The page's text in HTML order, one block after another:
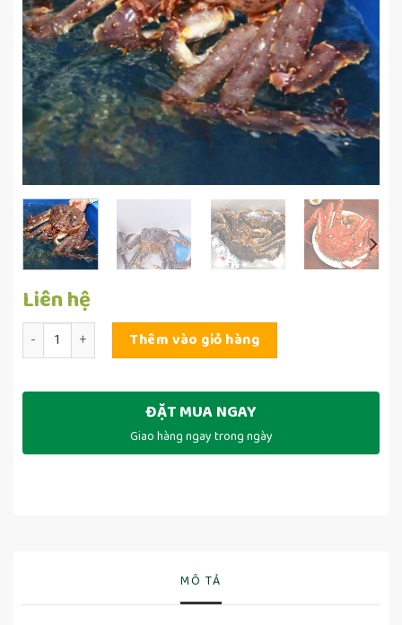
Liên hệ
Số lượng Thêm vào giỏ hàng
ĐẶT MUA NGAY
Giao hàng ngay trong ngày
MÔ TẢ